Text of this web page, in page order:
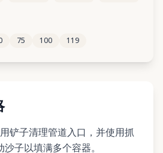
415 416
75 100 119
铲子清理管道入口，并使用抓
子以填满多个容器。